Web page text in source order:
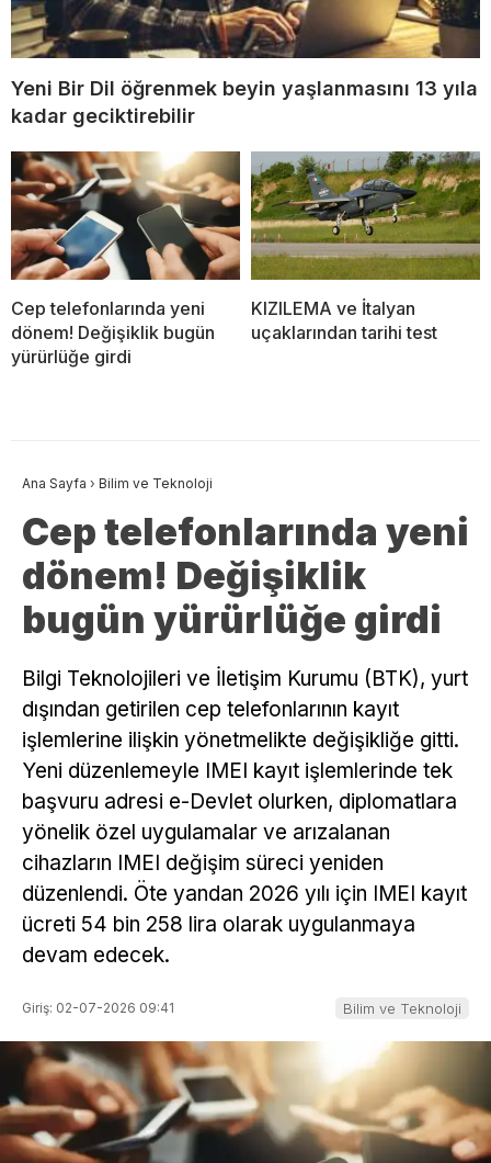
Yeni Bir Dil öğrenmek beyin yaşlanmasını 13 yıla
kadar geciktirebilir
Cep telefonlarında yeni
dönem! Değişiklik bugün
yürürlüğe girdi
KIZILEMA ve İtalyan
uçaklarından tarihi test
Ana Sayfa › Bilim ve Teknoloji
Cep telefonlarında yeni
dönem! Değişiklik
bugün yürürlüğe girdi
Bilgi Teknolojileri ve İletişim Kurumu (BTK), yurt
dışından getirilen cep telefonlarının kayıt
işlemlerine ilişkin yönetmelikte değişikliğe gitti.
Yeni düzenlemeyle IMEI kayıt işlemlerinde tek
başvuru adresi e-Devlet olurken, diplomatlara
yönelik özel uygulamalar ve arızalanan
cihazların IMEI değişim süreci yeniden
düzenlendi. Öte yandan 2026 yılı için IMEI kayıt
ücreti 54 bin 258 lira olarak uygulanmaya
devam edecek.
Giriş: 02-07-2026 09:41 Bilim ve Teknoloji